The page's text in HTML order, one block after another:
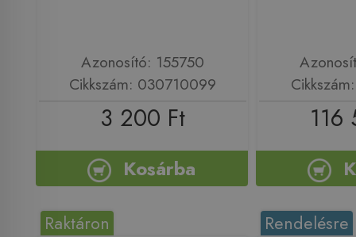
Azonosító: 155750
Cikkszám: 030710099
3 200 Ft
Kosárba
116
Raktáron Rendelésre